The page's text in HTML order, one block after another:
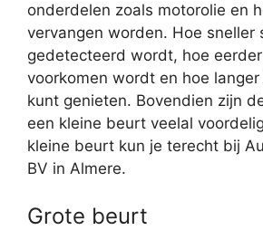
onderdelen zoals motorolie en
vervangen worden. Hoe sneller
gedetecteerd wordt, hoe
voorkomen wordt en hoe
kunt genieten. Bovendien zijn
een kleine beurt veelal
kleine beurt kun je terecht bij
BV in Almere.
Grote beurt